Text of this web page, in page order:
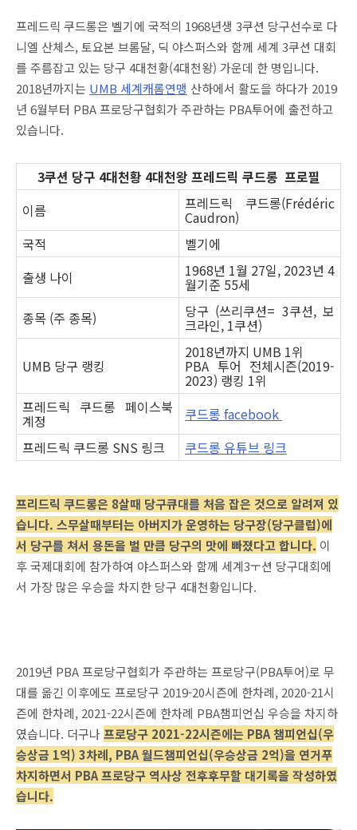
프레드릭 쿠드롱은 벨기에 국적의 1968년생 3쿠션 당구선수로 다
니엘 산체스, 토요본 브롬달, 딕 야스퍼스와 함께 세계 3쿠션 대회
를 주름잡고 있는 당구 4대천황(4대천왕) 가운데 한 명입니다.
2018년까지는 UMB 세계캐롬연맹 산하에서 활도을 하다가 2019
년 6월부터 PBA 프로당구협회가 주관하는 PBA투어에 출전하고
있습니다.
3쿠션 당구 4대천황 4대천왕 프레드릭 쿠드롱 프로필
이름
프레드릭 쿠드롱(Frédéric
Caudron)
국적
벨기에
출생 나이
1968년 1월 27일, 2023년 4
월기준 55세
종목 (주 종목)
당구 (쓰리쿠션= 3쿠션, 보
크라인, 1쿠션)
UMB 당구 랭킹
2018년까지 UMB 1위
PBA 투어 전체시즌(2019-
2023) 랭킹 1위
프레드릭 쿠드롱 페이스북
계정
쿠드롱 facebook
프레드릭 쿠드롱 SNS 링크
쿠드롱 유튜브 링크
프리드릭 쿠드롱은 8살때 당구큐대를 처음 잡은 것으로 알려져 있
습니다. 스무살때부터는 아버지가 운영하는 당구장(당구클럽)에
서 당구를 쳐서 용돈을 벌 만큼 당구의 맛에 빠졌다고 합니다. 이
후 국제대회에 참가하여 야스퍼스와 함께 세계3ㅜ션 당구대회에
서 가장 많은 우승을 차지한 당구 4대천황입니다.
2019년 PBA 프로당구협회가 주관하는 프로당구(PBA투어)로 무
대를 옮긴 이후에도 프로당구 2019-20시즌에 한차례, 2020-21시
즌에 한차례, 2021-22시즌에 한차례 PBA챔피언십 우승을 차지하
였습니다. 더구나 프로당구 2021-22시즌에는 PBA 챔피언십(우
승상금 1억) 3차례, PBA 월드챔피언십(우승상금 2억)을 연거푸
차지하면서 PBA 프로당구 역사상 전후후무할 대기록을 작성하였
습니다.